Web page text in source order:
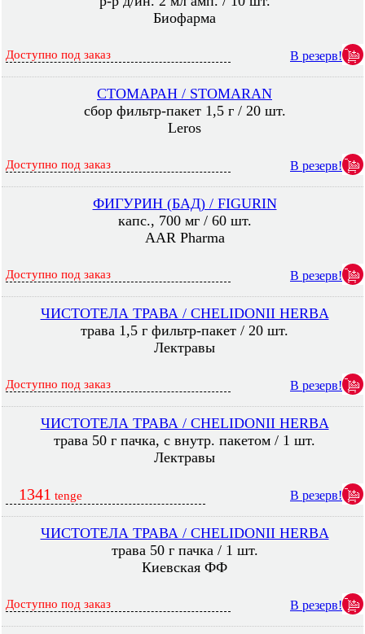
Биофарма
Доступно под заказ В резерв!
СТОМАРАН / STOMARAN
сбор фильтр-пакет 1,5 г / 20 шт.
Leros
Доступно под заказ В резерв!
ФИГУРИН (БАД) / FIGURIN
капс., 700 мг / 60 шт.
AAR Pharma
Доступно под заказ В резерв!
ЧИСТОТЕЛА ТРАВА / CHELIDONII HERBA
трава 1,5 г фильтр-пакет / 20 шт.
Лектравы
Доступно под заказ В резерв!
ЧИСТОТЕЛА ТРАВА / CHELIDONII HERBA
трава 50 г пачка, с внутр. пакетом / 1 шт.
Лектравы
1341 tenge В резерв!
ЧИСТОТЕЛА ТРАВА / CHELIDONII HERBA
трава 50 г пачка / 1 шт.
Киевская ФФ
Доступно под заказ В резерв!